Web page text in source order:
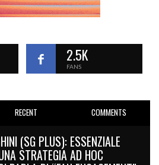
2.5K
FANS
RECENT COMMENTS
(SG PLUS): ESSENZIALE
STRATEGIA AD HOC